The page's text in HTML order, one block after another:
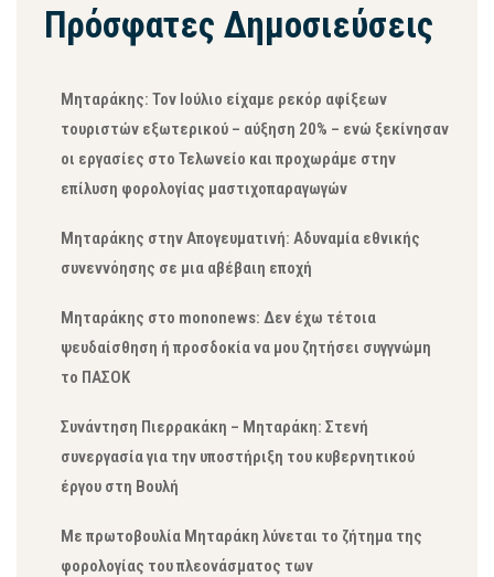
Πρόσφατες Δημοσιεύσεις
Μηταράκης: Τον Ιούλιο είχαμε ρεκόρ αφίξεων
τουριστών εξωτερικού – αύξηση 20% – ενώ ξεκίνησαν
οι εργασίες στο Τελωνείο και προχωράμε στην
επίλυση φορολογίας μαστιχοπαραγωγών
Μηταράκης στην Απογευματινή: Αδυναμία εθνικής
συνεννόησης σε μια αβέβαιη εποχή
Μηταράκης στο mononews: Δεν έχω τέτοια
ψευδαίσθηση ή προσδοκία να μου ζητήσει συγγνώμη
το ΠΑΣΟΚ
Συνάντηση Πιερρακάκη – Μηταράκη: Στενή
συνεργασία για την υποστήριξη του κυβερνητικού
έργου στη Βουλή
Με πρωτοβουλία Μηταράκη λύνεται το ζήτημα της
φορολογίας του πλεονάσματος των